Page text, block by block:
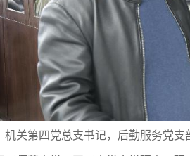
机关第四党总支书记，后勤服务党